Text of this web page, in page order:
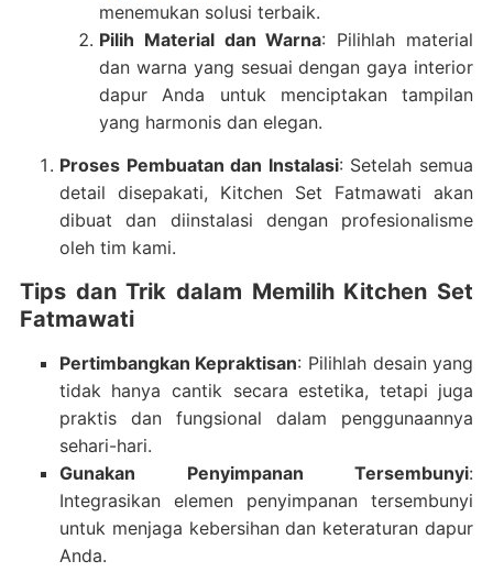
menemukan solusi terbaik.
Pilih Material dan Warna: Pilihlah material
dan warna yang sesuai dengan gaya interior
dapur Anda untuk menciptakan tampilan
yang harmonis dan elegan.
Proses Pembuatan dan Instalasi: Setelah semua
detail disepakati, Kitchen Set Fatmawati akan
dibuat dan diinstalasi dengan profesionalisme
oleh tim kami.
Tips dan Trik dalam Memilih Kitchen Set
Fatmawati
Pertimbangkan Kepraktisan: Pilihlah desain yang
tidak hanya cantik secara estetika, tetapi juga
praktis dan fungsional dalam penggunaannya
sehari-hari.
Gunakan Penyimpanan Tersembunyi:
Integrasikan elemen penyimpanan tersembunyi
untuk menjaga kebersihan dan keteraturan dapur
Anda.